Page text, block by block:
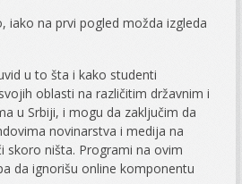
iako na prvi pogled možda izgleda
u to šta i kako studenti
oblasti na različitim državnim i
u Srbiji, i mogu da zaključim da
novinarstva i medija na
skoro ništa. Programi na ovim
da ignorišu online komponentu